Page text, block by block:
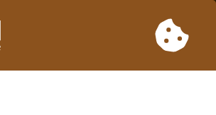
berücksichtigen Sie daher längere